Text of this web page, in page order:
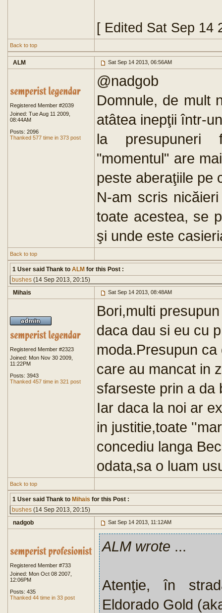
[ Edited Sat Sep 14
Back to top
ALM Sat Sep 14 2013, 06:56AM
Registered Member #2039
Joined: Tue Aug 11 2009,
08:44AM
Posts: 2096
Thanked 577 time in 373 post
@nadgob
Domnule, de mult
atâtea inepţii într-
la presupuneri
"momentul" are
peste aberaţiile pe
N-am scris
toate acestea, se
şi unde este
Back to top
1 User said Thank to ALM for this Post :
bushes (14 Sep 2013, 20:15)
Mihais
Sat Sep 14 2013, 08:48AM
Registered Member #2323
Joined: Mon Nov 30 2009,
11:22PM
Posts: 3943
Thanked 457 time in 321 post
Bori,multi
daca dau si eu cu
moda.Presupun
care au mancat in
sfarseste prin a da
Iar daca la noi ar
in justitie,toate
concediu langa
odata,sa o luam
Back to top
1 User said Thank to Mihais for this Post :
bushes (14 Sep 2013, 20:15)
nadgob
Sat Sep 14 2013, 11:12AM
Registered Member #733
Joined: Mon Oct 08 2007,
12:06PM
Posts: 435
Thanked 44 time in 33 post
ALM wrote ...
Atenţie, în
Eldorado Gold